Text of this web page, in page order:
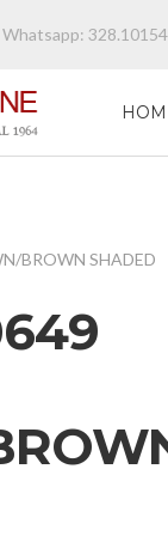
Whatsapp:
BROWN SHADED